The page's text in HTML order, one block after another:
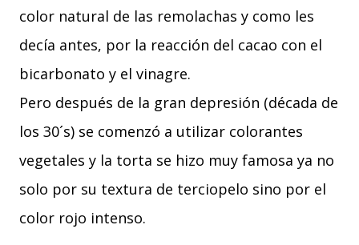
color natural de las remolachas y como les
decía antes, por la reacción del cacao con el
bicarbonato y el vinagre.
Pero después de la gran depresión (década de
los 30´s) se comenzó a utilizar colorantes
vegetales y la torta se hizo muy famosa ya no
solo por su textura de terciopelo sino por el
color rojo intenso.